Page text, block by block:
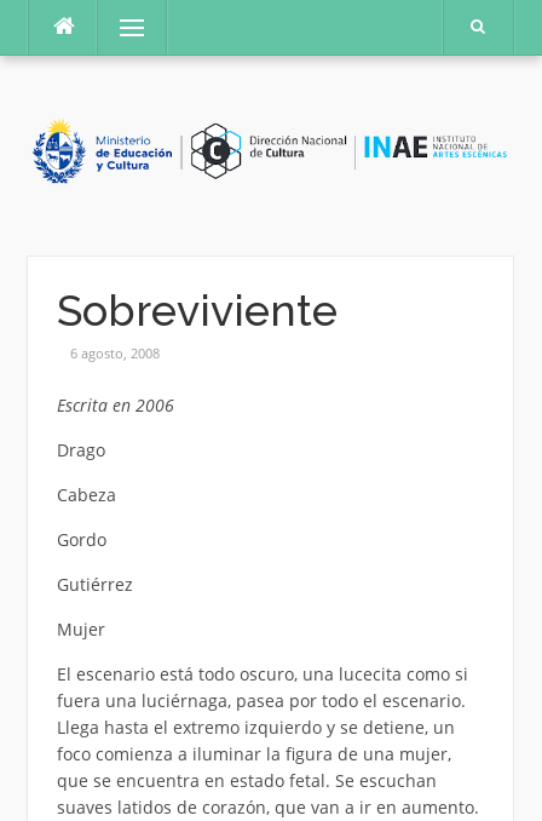
contenido
Menú
Sobreviviente
6 agosto, 2008
Escrita en 2006
Drago
Cabeza
Gordo
Gutiérrez
Mujer
El escenario está todo oscuro, una lucecita como si
fuera una luciérnaga, pasea por todo el escenario.
Llega hasta el extremo izquierdo y se detiene, un
foco comienza a iluminar la figura de una mujer,
que se encuentra en estado fetal. Se escuchan
suaves latidos de corazón, que van a ir en aumento.